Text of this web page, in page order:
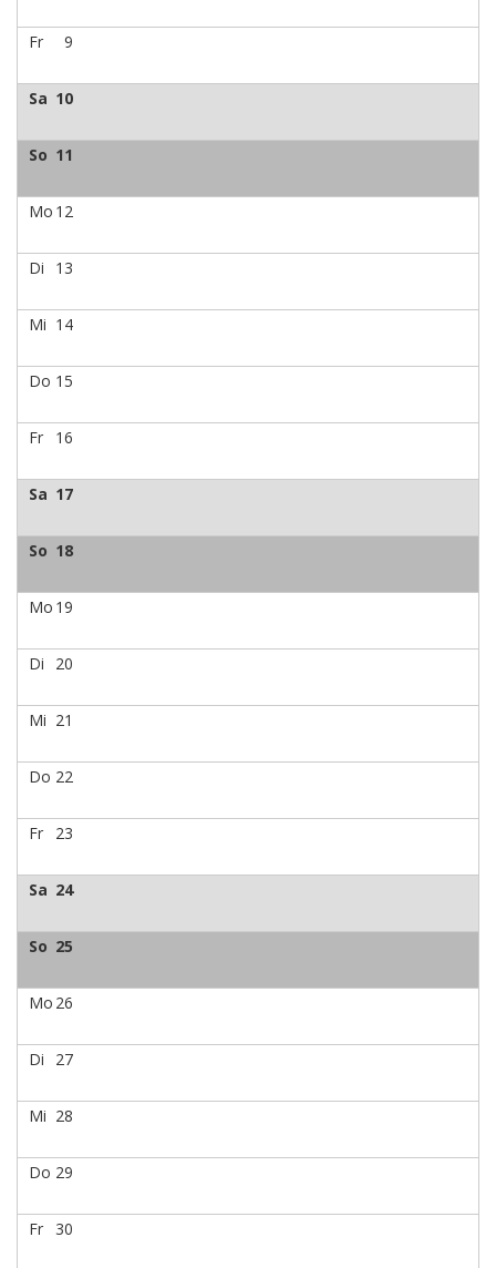
Fr 9
Sa 10
So 11
Mo 12
Di 13
Mi 14
Do 15
Fr 16
Sa 17
So 18
Mo 19
Di 20
Mi 21
Do 22
Fr 23
Sa 24
So 25
Mo 26
Di 27
Mi 28
Do 29
Fr 30